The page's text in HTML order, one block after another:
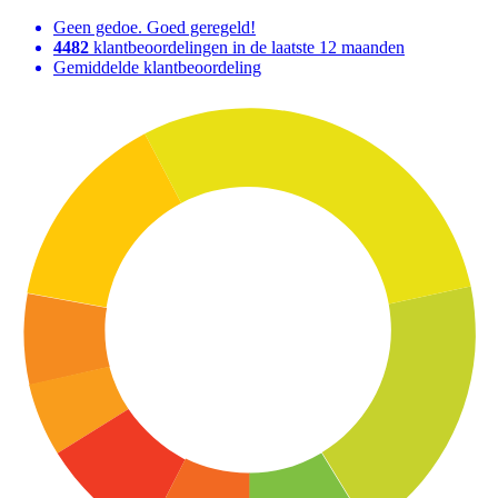
Geen gedoe. Goed geregeld!
4482 klantbeoordelingen in de laatste 12 maanden
Gemiddelde klantbeoordeling